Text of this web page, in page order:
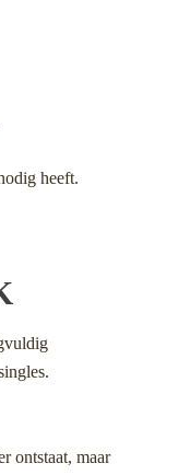
heeft.
ontstaat, maar